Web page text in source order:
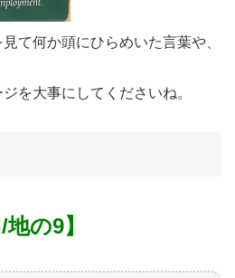
て何か頭にひらめいた言葉や、
を大事にしてくださいね。
の9】